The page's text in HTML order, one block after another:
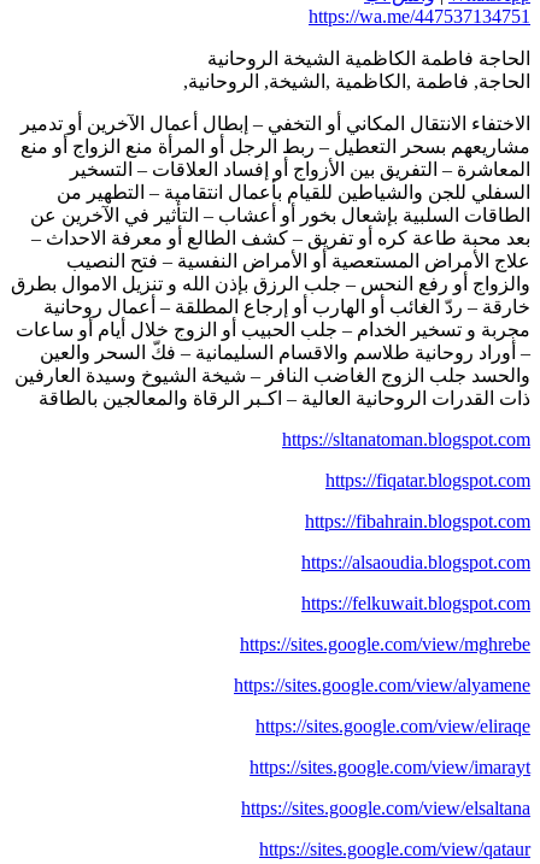
https://wa.me/447537134751
الحاجة فاطمة الكاظمية الشيخة الروحانية
الحاجة, فاطمة ,الكاظمية ,الشيخة, الروحانية,
الاختفاء الانتقال المكاني أو التخفي – إبطال أعمال الآخرين أو تدمير
مشاريعهم بسحر التعطيل – ربط الرجل أو المرأة منع الزواج أو منع
المعاشرة – التفريق بين الأزواج أو إفساد العلاقات – التسخير
السفلي للجن والشياطين للقيام بأعمال انتقامية – التطهير من
الطاقات السلبية بإشعال بخور أو أعشاب – التأثير في الآخرين عن
بعد محبة طاعة كره أو تفريق – كشف الطالع أو معرفة الاحداث –
علاج الأمراض المستعصية أو الأمراض النفسية – فتح النصيب
والزواج أو رفع النحس – جلب الرزق بإذن الله و تنزيل الاموال بطرق
خارقة – ردّ الغائب أو الهارب أو إرجاع المطلقة – أعمال روحانية
مجربة و تسخير الخدام – جلب الحبيب أو الزوج خلال أيام أو ساعات
– أوراد روحانية طلاسم والاقسام السليمانية – فكّ السحر والعين
والحسد جلب الزوج الغاضب النافر – شيخة الشيوخ وسيدة العارفين
ذات القدرات الروحانية العالية – اكـبر الرقاة والمعالجين بالطاقة
https://sltanatoman.blogspot.com
https://fiqatar.blogspot.com
https://fibahrain.blogspot.com
https://alsaoudia.blogspot.com
https://felkuwait.blogspot.com
https://sites.google.com/view/mghrebe
https://sites.google.com/view/alyamene
https://sites.google.com/view/eliraqe
https://sites.google.com/view/imarayt
https://sites.google.com/view/elsaltana
https://sites.google.com/view/qataur